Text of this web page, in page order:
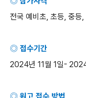
전국 예비초, 초등, 중등,
◎ 접수기간
2024년 11월 1일-